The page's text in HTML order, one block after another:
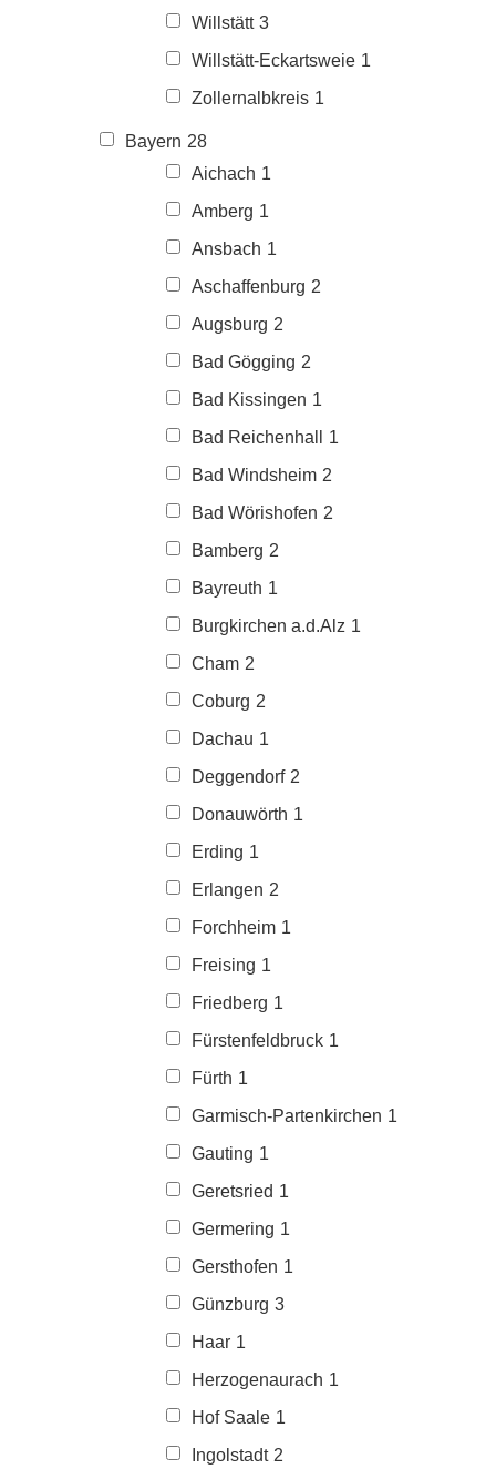
Willstätt 3
Willstätt-Eckartsweie 1
Zollernalbkreis 1
Bayern 28
Aichach 1
Amberg 1
Ansbach 1
Aschaffenburg 2
Augsburg 2
Bad Gögging 2
Bad Kissingen 1
Bad Reichenhall
1
Bad Windsheim 2
Bad Wörishofen 2
Bamberg 2
Bayreuth 1
Burgkirchen a.d.Alz 1
Cham 2
Coburg 2
Dachau 1
Deggendorf 2
Donauwörth 1
Erding 1
Erlangen 2
Forchheim 1
Freising 1
Friedberg 1
Fürstenfeldbruck 1
Fürth 1
Garmisch-Partenkirchen 1
Gauting 1
Geretsried 1
Germering 1
Gersthofen 1
Günzburg 3
Haar 1
Herzogenaurach 1
Hof Saale 1
Ingolstadt 2